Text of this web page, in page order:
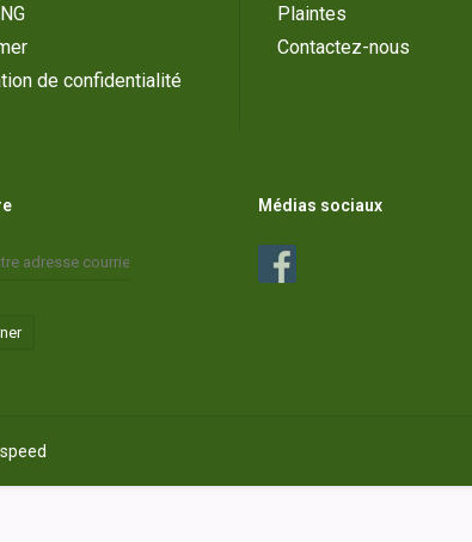
de confidentialité
Plaintes
Contactez-nous
Médias sociaux